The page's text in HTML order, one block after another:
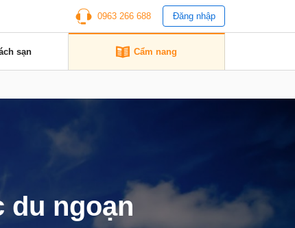
0963 266 688 Đăng nhập
sạn Cẩm nang
du ngoạn